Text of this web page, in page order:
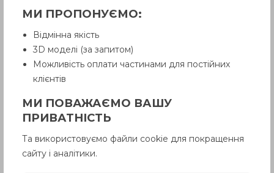
ВесМИ ПРОПОНУЄМО:
Відмінна якість
3D моделі (за запитом)
Можливість оплати частинами для постійних
клієнтів
МИ ПОВАЖАЄМО ВАШУ
ПРИВАТНІСТЬ
Та використовуємо файли cookie для покращення
сайту і аналітики.